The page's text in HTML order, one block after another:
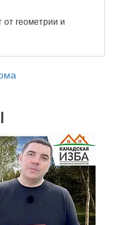
от геометрии и